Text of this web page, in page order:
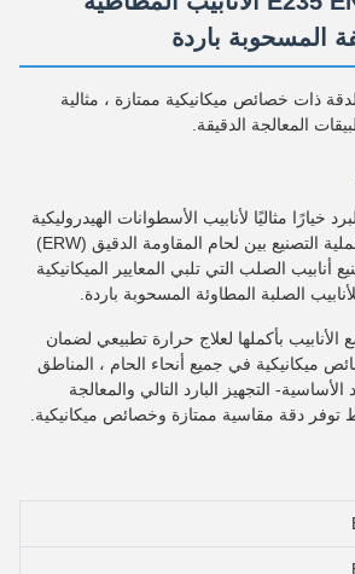
المسحوبة باردة
ذات خصائص ميكانيكية ممتازة ، مثالية
المعالجة الدقيقة.
خيارًا مثاليًا لأنابيب الأسطوانات الهيدروليكية
متعددة المراحل. تجمع عملية التصنيع بين لحام المقاومة الدقيق (ERW)
أنابيب الصلب التي تلبي المعايير الميكانيكية
الأنابيب بأكملها لعلاج حرارة تطبيعي لضمان
ميكانيكية في جميع أنحاء الحام ، المناطق
الأساسية- التجهيز البارد التالي والمعالجة
توفر دقة مقاسية ممتازة وخصائص ميكانيكية.